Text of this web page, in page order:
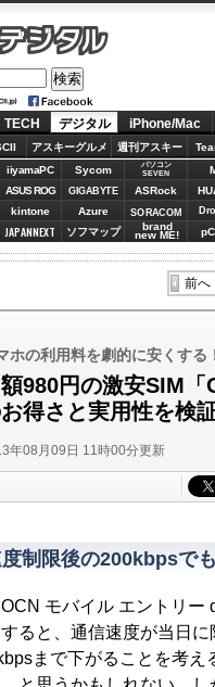
タル
TECH デジタル iPhone/Mac
アスキーグルメ 週刊アスキー
iiyamaPC Sycom
パソコン
SEVEN
ASUS ROG GIGABYTE ASRock
kintone Azure SORACOM
JAPANNEXT ソフマップ brand
new ME!
前へ
ホの利用料を劇的に安くする
額980円の激安SIM「
得さと実用性を検
年08月09日 11時00分更新
制限後の200kbpsで
モバイル エントリー
ると、通信速度が当日
まで下がることを考